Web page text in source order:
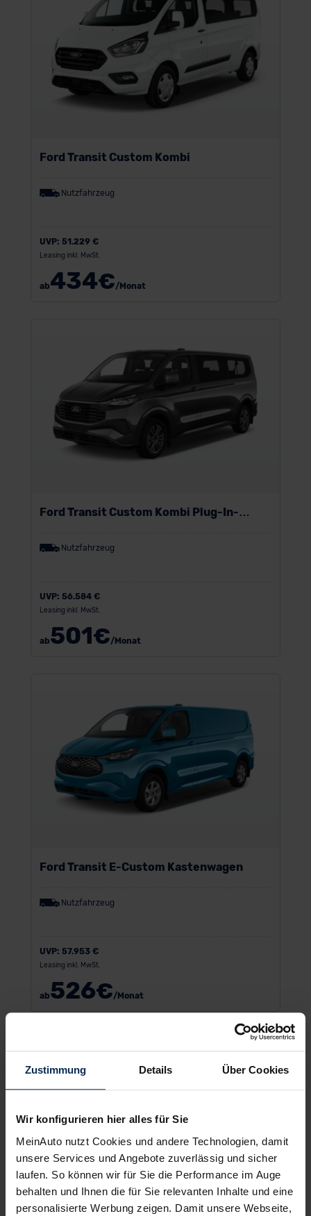
Zustimmung Details Über Cookies
Wir konfigurieren hier alles für Sie
MeinAuto nutzt Cookies und andere Technologien, damit
unsere Services und Angebote zuverlässig und sicher
laufen. So können wir für Sie die Performance im Auge
behalten und Ihnen die für Sie relevanten Inhalte und eine
personalisierte Werbung zeigen. Damit unsere Webseite,
Ford Transit Custom Kombi
Nutzfahrzeug
UVP: 51.229 €
Leasing inkl. MwSt.
ab434€/Monat
Ford Transit Custom Kombi Plug-In-
Nutzfahrzeug
UVP: 56.584 €
Leasing inkl. MwSt.
ab501€/Monat
Ford Transit E-Custom Kastenwagen
Nutzfahrzeug
UVP: 57.953 €
Leasing inkl. MwSt.
ab526€/Monat